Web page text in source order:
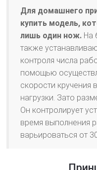
Для домашнего
купить модель,
лишь один нож. На
также
контроля числа
помощью
скорости кручения
нагрузки. Зато
Он контролирует
время выполнения
варьироваться от